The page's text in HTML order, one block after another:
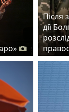
Після
дії